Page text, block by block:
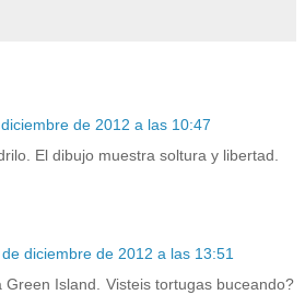
de 2012 a las 10:47
El dibujo muestra soltura y libertad.
de diciembre de 2012 a las 13:51
Green Island. Visteis tortugas buceando?